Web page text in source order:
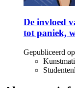
De invloed
tot paniek,
Gepubliceerd